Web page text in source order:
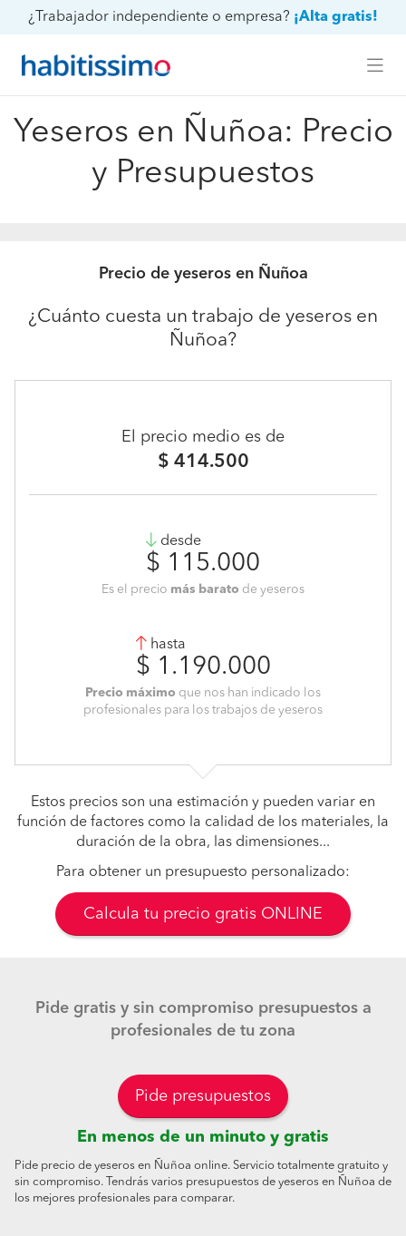
¿Trabajador independiente o empresa? ¡Alta gratis!
Yeseros en Ñuñoa: Precio
y Presupuestos
Precio de yeseros en Ñuñoa
¿Cuánto cuesta un trabajo de yeseros en
Ñuñoa?
El precio medio es de
$ 414.500
desde
$ 115.000
Es el precio más barato de yeseros
hasta
$ 1.190.000
Precio máximo que nos han indicado los
profesionales para los trabajos de yeseros
Estos precios son una estimación y pueden variar en
función de factores como la calidad de los materiales, la
duración de la obra, las dimensiones...
Para obtener un presupuesto personalizado:
Calcula tu precio gratis ONLINE
Pide gratis y sin compromiso presupuestos a
profesionales de tu zona
Pide presupuestos
En menos de un minuto y gratis
Pide precio de yeseros en Ñuñoa online. Servicio totalmente gratuito y
sin compromiso. Tendrás varios presupuestos de yeseros en Ñuñoa de
los mejores profesionales para comparar.